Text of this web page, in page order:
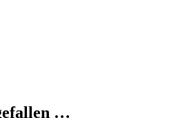
…